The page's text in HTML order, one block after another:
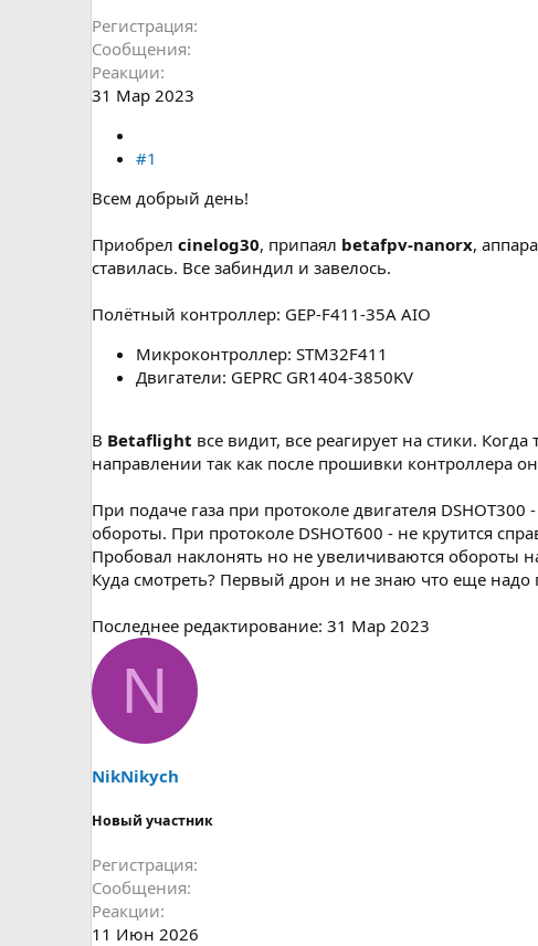
Регистрация
Сообщения
Реакции
31 Мар 2023
#1
Всем добрый день!
Приобрел cinelog30, припаял betafpv-nanorx,
ставилась. Все забиндил и завелось.
Полётный контроллер: GEP-F411-35A AIO
Микроконтроллер: STM32F411
Двигатели: GEPRC GR1404-3850KV
В Betaflight все видит, все реагирует на стики.
направлении так как после прошивки контроллера
При подаче газа при протоколе двигателя
обороты. При протоколе DSHOT600 - не крутится
Пробовал наклонять но не увеличиваются обороты
Куда смотреть? Первый дрон и не знаю что еще надо
Последнее редактирование: 31 Мар 2023
N
NikNikych
Новый участник
Регистрация
Сообщения
Реакции
11 Июн 2026